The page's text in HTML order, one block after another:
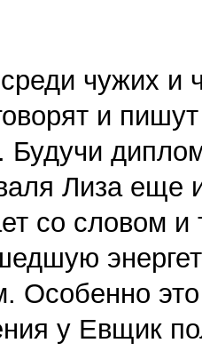
чужих и
и
Лиза еще
со словом и
Особенно
у Евщик